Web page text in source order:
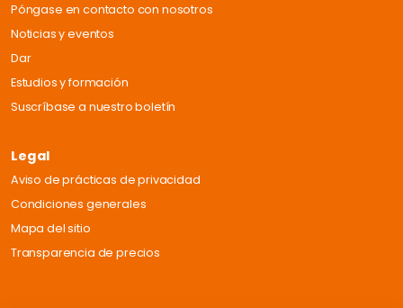
Póngase en contacto con nosotros
Noticias y eventos
Dar
Estudios y formación
Suscríbase a nuestro boletín
Legal
Aviso de prácticas de privacidad
Condiciones generales
Mapa del sitio
Transparencia de precios